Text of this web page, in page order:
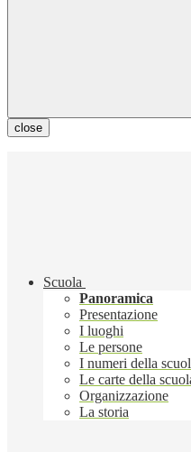
close
Scuola
Panoramica
Presentazione
I luoghi
Le persone
I numeri della
Le carte della
Organizzazione
La storia